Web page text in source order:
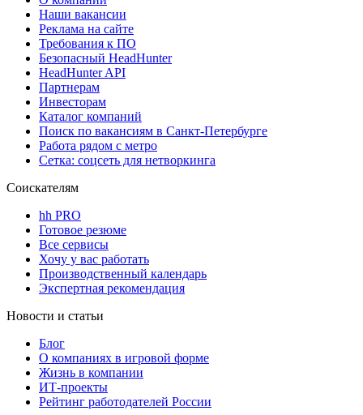
Наши вакансии
Реклама на сайте
Требования к ПО
Безопасный HeadHunter
HeadHunter API
Партнерам
Инвесторам
Каталог компаний
Поиск по вакансиям в Санкт-Петербурге
Работа рядом с метро
Сетка: соцсеть для нетворкинга
Соискателям
hh PRO
Готовое резюме
Все сервисы
Хочу у вас работать
Производственный календарь
Экспертная рекомендация
Новости и статьи
Блог
О компаниях в игровой форме
Жизнь в компании
ИТ-проекты
Рейтинг работодателей России